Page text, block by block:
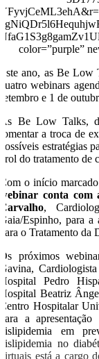
color=”purple”
Este ano, as Be Low
quatro webinars
setembro e 1 de
As Be Low Talks,
fomentar a troca de
possíveis estratégias
prol do tratamento de
Com o início
webinar conta com
Carvalho,
Gaia/Espinho, para a
para o Tratamento da
Os próximos
Gavina,
Hospital Pedro
Hospital Beatriz
Centro Hospitalar
para a
dislipidemia em
dislipidemia no
virtuais está a cargo